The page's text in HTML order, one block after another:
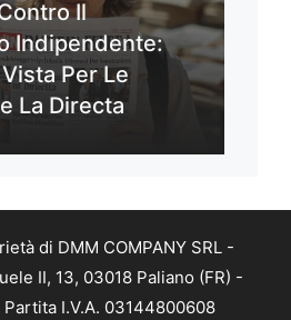
Il
Indipendente:
Per Le
La Directa
di DMM COMPANY SRL -
II, 13, 03018 Paliano (FR) -
I.V.A. 03144800608